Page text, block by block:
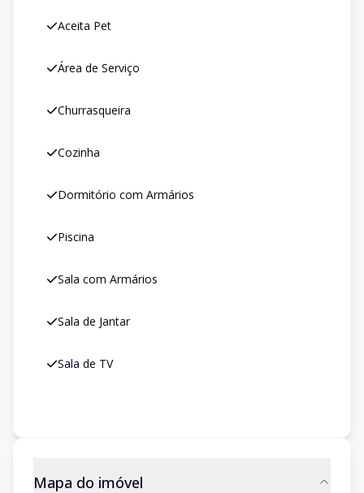
Aceita Pet
Área de Serviço
Churrasqueira
Cozinha
Dormitório com Armários
Piscina
Sala com Armários
Sala de Jantar
Sala de TV
Mapa do imóvel